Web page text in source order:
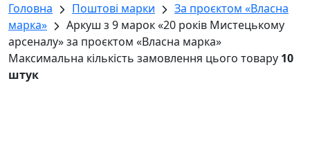
Головна
Поштові марки
За проєктом «Власна
марка»
Аркуш з 9 марок «20 років Мистецькому
арсеналу» за проєктом «Власна марка»
Максимальна кількість замовлення цього товару 10
штук